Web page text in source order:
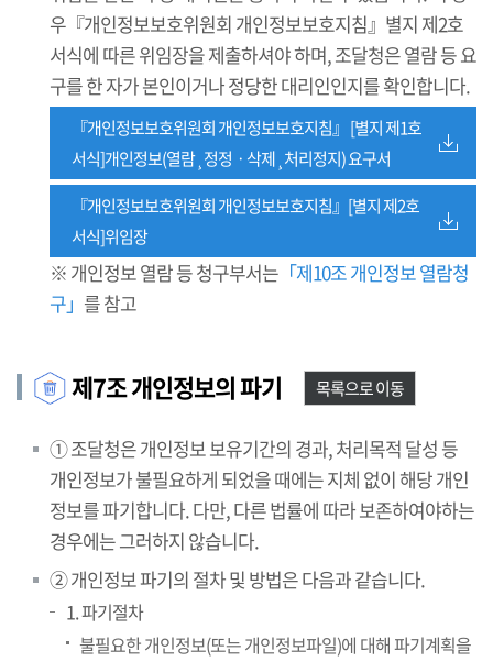
우『개인정보보호위원회 개인정보보호지침』별지 제2호
서식에 따른 위임장을 제출하셔야 하며, 조달청은 열람 등 요
구를 한 자가 본인이거나 정당한 대리인인지를 확인합니다.
『개인정보보호위원회 개인정보보호지침』 [별지 제1호
서식]개인정보(열람¸정정ㆍ삭제¸처리정지) 요구서
『개인정보보호위원회 개인정보보호지침』[별지 제2호
서식]위임장
※ 개인정보 열람 등 청구부서는 「제10조 개인정보 열람청
구」 를 참고
제7조 개인정보의 파기 목록으로 이동
① 조달청은 개인정보 보유기간의 경과, 처리목적 달성 등
개인정보가 불필요하게 되었을 때에는 지체 없이 해당 개인
정보를 파기합니다. 다만, 다른 법률에 따라 보존하여야하는
경우에는 그러하지 않습니다.
② 개인정보 파기의 절차 및 방법은 다음과 같습니다.
1. 파기절차
불필요한 개인정보(또는 개인정보파일)에 대해 파기계획을